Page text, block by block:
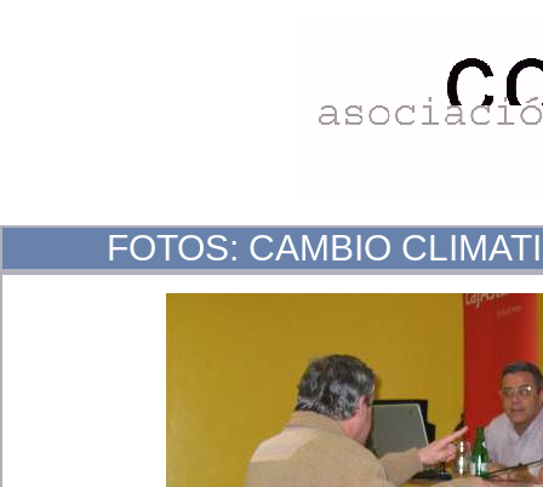
FOTOS: CAMBIO